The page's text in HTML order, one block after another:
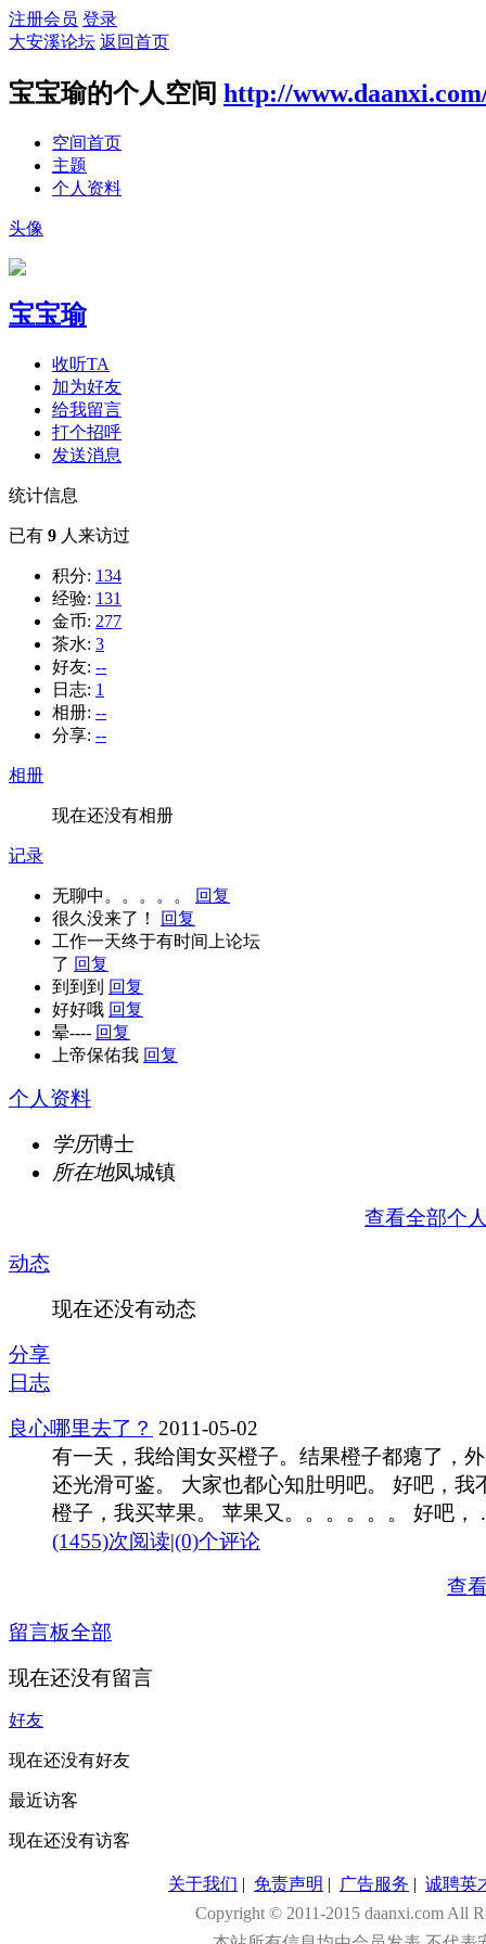
注册会员 登录
大安溪论坛 返回首页
宝宝瑜的个人空间 http://
空间首页
主题
个人资料
头像
宝宝瑜
收听TA
加为好友
给我留言
打个招呼
发送消息
统计信息
已有 9 人来访过
积分: 134
经验: 131
金币: 277
茶水: 3
好友: --
日志: 1
相册: --
分享: --
相册
现在还没有相册
记录
无聊中。。。。。
回复
很久没来了！
回复
工作一天终于有时间上论坛
了 回复
到到到 回复
好好哦 回复
晕---- 回复
上帝保佑我 回复
个人资料
学历博士
所在地凤城镇
查看全部个
动态
现在还没有动态
分享
日志
良心哪里去了？ 2011-05-02
有一天，我给闺女买橙子。结果橙子都瘪了，
还光滑可鉴。 大家也都心知肚明吧。 好吧，我
橙子，我买苹果。 苹果又。。。。。。 好吧，
(1455)次阅读|(0)个评论
查
留言板全部
现在还没有留言
好友
现在还没有好友
最近访客
现在还没有访客
关于我们 | 免责声明 | 广告服务 | 诚聘英
Copyright © 2011-2015 daanxi.com All